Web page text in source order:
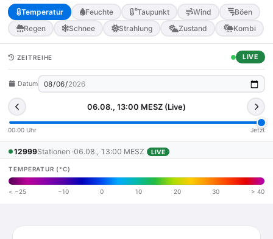
Temperatur Feuchte Taupunkt Wind
Böen
Regen
Schnee Strahlung Zustand Kombi
ZEITREIHE LIVE
Datum
06.08., 13:00 MESZ (Live)
00:00 Uhr Jetzt
12999Stationen ·06.08., 13:00 MESZ LIVE
TEMPERATUR (°C)
< −25 −10 0 10 20 30 > 40